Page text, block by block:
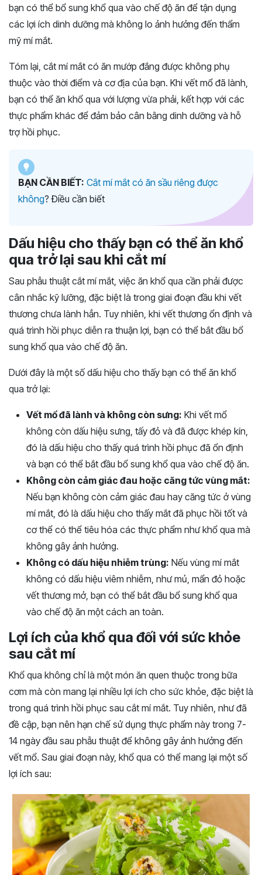
bạn có thể bổ sung khổ qua vào chế độ ăn để tận dụng
các lợi ích dinh dưỡng mà không lo ảnh hưởng đến thẩm
mỹ mí mắt.
Tóm lại, cắt mí mắt có ăn mướp đắng được không phụ
thuộc vào thời điểm và cơ địa của bạn. Khi vết mổ đã lành,
bạn có thể ăn khổ qua với lượng vừa phải, kết hợp với các
thực phẩm khác để đảm bảo cân bằng dinh dưỡng và hỗ
trợ hồi phục.
BẠN CẦN BIẾT: Cắt mí mắt có ăn sầu riêng được
không? Điều cần biết
Dấu hiệu cho thấy bạn có thể ăn khổ
qua trở lại sau khi cắt mí
Sau phẫu thuật cắt mí mắt, việc ăn khổ qua cần phải được
cân nhắc kỹ lưỡng, đặc biệt là trong giai đoạn đầu khi vết
thương chưa lành hẳn. Tuy nhiên, khi vết thương ổn định và
quá trình hồi phục diễn ra thuận lợi, bạn có thể bắt đầu bổ
sung khổ qua vào chế độ ăn.
Dưới đây là một số dấu hiệu cho thấy bạn có thể ăn khổ
qua trở lại:
Vết mổ đã lành và không còn sưng: Khi vết mổ
không còn dấu hiệu sưng, tấy đỏ và đã được khép kín,
đó là dấu hiệu cho thấy quá trình hồi phục đã ổn định
và bạn có thể bắt đầu bổ sung khổ qua vào chế độ ăn.
Không còn cảm giác đau hoặc căng tức vùng mắt:
Nếu bạn không còn cảm giác đau hay căng tức ở vùng
mí mắt, đó là dấu hiệu cho thấy mắt đã phục hồi tốt và
cơ thể có thể tiêu hóa các thực phẩm như khổ qua mà
không gây ảnh hưởng.
Không có dấu hiệu nhiễm trùng: Nếu vùng mí mắt
không có dấu hiệu viêm nhiễm, như mủ, mẩn đỏ hoặc
vết thương mở, bạn có thể bắt đầu bổ sung khổ qua
vào chế độ ăn một cách an toàn.
Lợi ích của khổ qua đối với sức khỏe
sau cắt mí
Khổ qua không chỉ là một món ăn quen thuộc trong bữa
cơm mà còn mang lại nhiều lợi ích cho sức khỏe, đặc biệt là
trong quá trình hồi phục sau cắt mí mắt. Tuy nhiên, như đã
đề cập, bạn nên hạn chế sử dụng thực phẩm này trong 7-
14 ngày đầu sau phẫu thuật để không gây ảnh hưởng đến
vết mổ. Sau giai đoạn này, khổ qua có thể mang lại một số
lợi ích sau: